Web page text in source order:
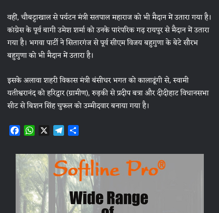
वहीं, चौबट्टाखाल से पर्यटन मंत्री सतपाल महाराज को भी मैदान में उतारा गया है।
कांग्रेस के पूर्व बागी उमेश शर्मा को उनके पारंपरिक गढ़ रायपुर से मैदान में उतारा
गया है। भगवा पार्टी ने सितारगंज से पूर्व सीएम विजय बहुगुणा के बेटे सौरभ
बहुगुणा को भी मैदान में उतारा है।
इसके अलावा शहरी विकास मंत्री बंसीधर भगत को कालाढूंगी से, स्वामी
यतीश्वरानंद को हरिद्वार (ग्रामीण), रुड़की से प्रदीप बत्रा और दीदीहाट विधानसभा
सीट से बिशन सिंह चुफल को उम्मीदवार बनाया गया है।
F
c
e
b
o
o
k
W
a
t
s
A
p
p
X T
l
e
g
r
a
m
a
r
e